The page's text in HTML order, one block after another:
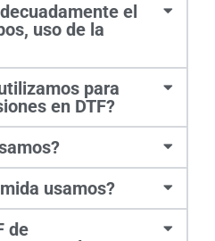
el
uso de la
para
en DTF?
usamos?
de